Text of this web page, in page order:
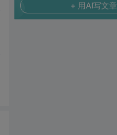
+ 用AI写文章